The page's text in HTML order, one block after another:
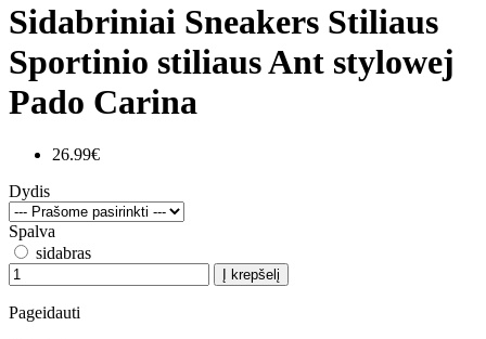
Sidabriniai Sneakers Stiliaus
Sportinio stiliaus Ant stylowej
Pado Carina
26.99€
Dydis
Spalva
sidabras
Į krepšelį
Pageidauti